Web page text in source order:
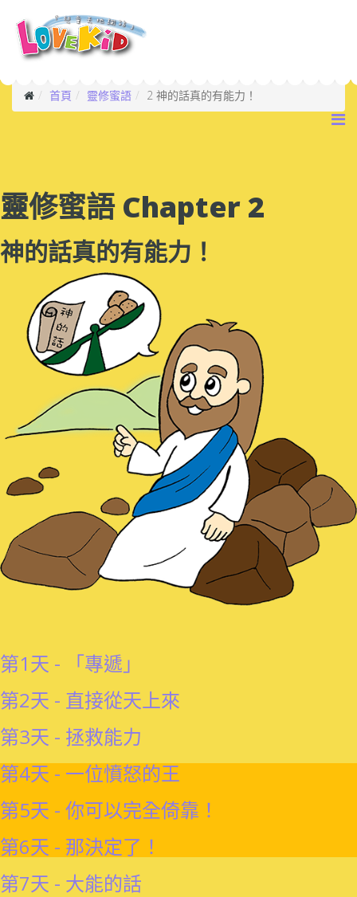
首頁 靈修蜜語 2 神的話真的有能力！
靈修蜜語 Chapter 2
神的話真的有能力！
第1天 - 「專遞」
第2天 - 直接從天上來
第3天 - 拯救能力
第4天 - 一位憤怒的王
第5天 - 你可以完全倚靠！
第6天 - 那決定了！
第7天 - 大能的話